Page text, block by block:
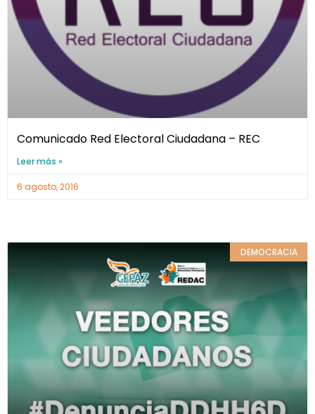
Comunicado Red Electoral Ciudadana – REC
Leer más »
6 agosto, 2016
DEMOCRACIA